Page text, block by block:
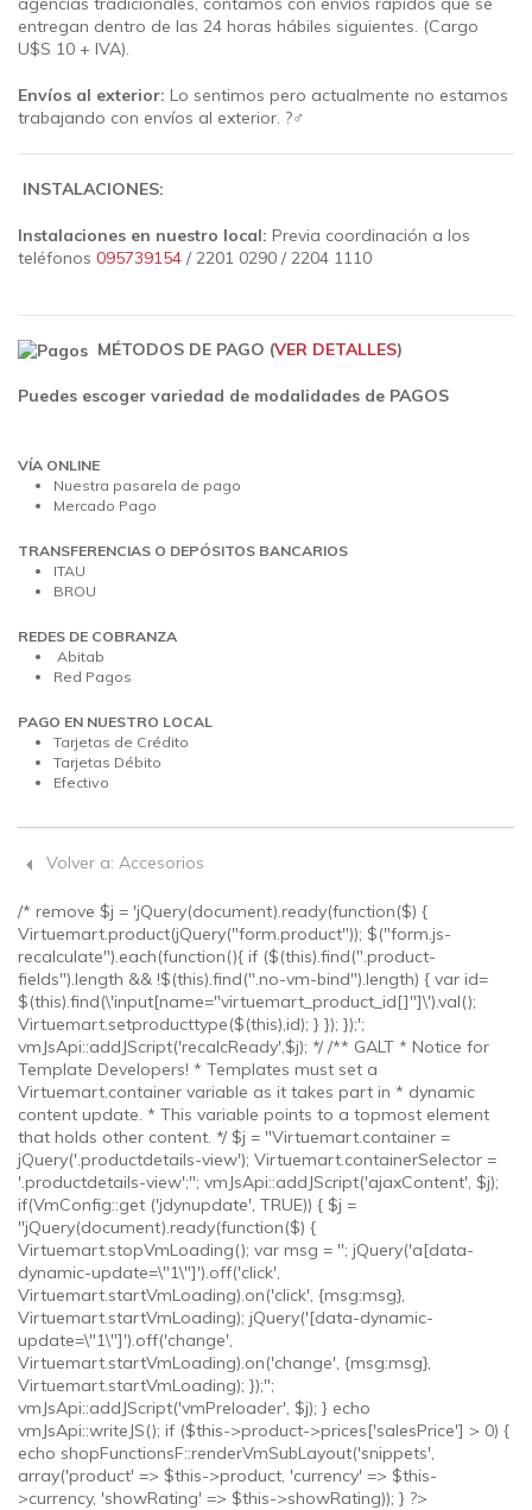
entregan dentro de las 24 horas hábiles siguientes. (Cargo
U$S 10 + IVA).
Envíos al exterior: Lo sentimos pero actualmente no estamos
trabajando con envíos al exterior. ?‍♂️
INSTALACIONES:
Instalaciones en nuestro local: Previa coordinación a los
teléfonos 095739154 / 2201 0290 / 2204 1110
MÉTODOS DE PAGO (VER DETALLES)
Puedes escoger variedad de modalidades de PAGOS
VÍA ONLINE
Nuestra pasarela de pago
Mercado Pago
TRANSFERENCIAS O DEPÓSITOS BANCARIOS
ITAU
BROU
REDES DE COBRANZA
Abitab
Red Pagos
PAGO EN NUESTRO LOCAL
Tarjetas de Crédito
Tarjetas Débito
Efectivo
Volver a: Accesorios
/* remove $j = 'jQuery(document).ready(function($) {
Virtuemart.product(jQuery("form.product")); $("form.js-
recalculate").each(function(){ if ($(this).find(".product-
fields").length && !$(this).find(".no-vm-bind").length) { var id=
$(this).find(\'input[name="virtuemart_product_id[]"]\').val();
Virtuemart.setproducttype($(this),id); } }); });';
vmJsApi::addJScript('recalcReady',$j); */ /** GALT * Notice for
Template Developers! * Templates must set a
Virtuemart.container variable as it takes part in * dynamic
content update. * This variable points to a topmost element
that holds other content. */ $j = "Virtuemart.container =
jQuery('.productdetails-view'); Virtuemart.containerSelector =
'.productdetails-view';"; vmJsApi::addJScript('ajaxContent', $j);
if(VmConfig::get ('jdynupdate', TRUE)) { $j =
"jQuery(document).ready(function($) {
Virtuemart.stopVmLoading(); var msg = ''; jQuery('a[data-
dynamic-update=\"1\"]').off('click',
Virtuemart.startVmLoading).on('click', {msg:msg},
Virtuemart.startVmLoading); jQuery('[data-dynamic-
update=\"1\"]').off('change',
Virtuemart.startVmLoading).on('change', {msg:msg},
Virtuemart.startVmLoading); });";
vmJsApi::addJScript('vmPreloader', $j); } echo
vmJsApi::writeJS(); if ($this->product->prices['salesPrice'] > 0) {
echo shopFunctionsF::renderVmSubLayout('snippets',
array('product' => $this->product, 'currency' => $this-
>currency, 'showRating' => $this->showRating)); } ?>